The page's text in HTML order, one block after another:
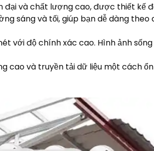
đại và chất lượng cao, được thiết kế
sáng và tối, giúp bạn dễ dàng theo
với độ chính xác cao. Hình ảnh
cao và truyền tải dữ liệu một cách